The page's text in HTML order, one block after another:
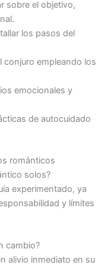
sobre el objetivo,
los pasos del
conjuro empleando los
emocionales y
de autocuidado
románticos
solos?
experimentado, ya
y límites
cambio?
alivio inmediato en su